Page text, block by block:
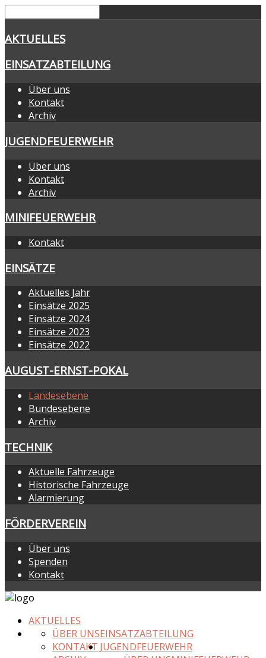
AKTUELLES
EINSATZABTEILUNG
Über uns
Kontakt
Archiv
JUGENDFEUERWEHR
Über uns
Kontakt
Archiv
MINIFEUERWEHR
Kontakt
EINSÄTZE
Aktuelles Jahr
Einsätze 2025
Einsätze 2024
Einsätze 2023
Einsätze 2022
AUGUST-ERNST-POKAL
Landesebene
Bundesebene
Archiv
TECHNIK
Aktuelle Fahrzeuge
Historische Fahrzeuge
Alarmierung
FÖRDERVEREIN
Über uns
Spenden
Kontakt
AKTUELLES
EINSATZABTEILUNG
ÜBER UNS
KONTAKT JUGENDFEUERWEHR